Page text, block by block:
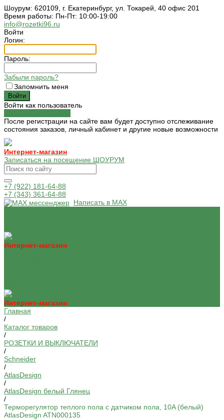
Шоурум: 620109, г. Екатеринбург, ул. Токарей, 40 офис 201
Время работы: Пн-Пт: 10:00-19:00
info@rozetki96.ru
Войти
Логин:
Пароль:
Забыли пароль?
Запомнить меня
Войти как пользователь
После регистрации на сайте вам будет доступно отслеживание
состояния заказов, личный кабинет и другие новые возможности
Интернет-магазин
Записаться на посещение ШОУРУМ
+7 (922) 181-64-88
+7 (343) 361-64-88
Написать в MAX
Интернет-магазин
Интернет-магазин
Главная
/
Каталог товаров
/
РОЗЕТКИ И ВЫКЛЮЧАТЕЛИ
/
Schneider
/
AtlasDesign
/
AtlasDesign белый Глянец
/
Терморегулятор теплого пола с датчиком пола, 10A (белый)
AtlasDesign ATN000135